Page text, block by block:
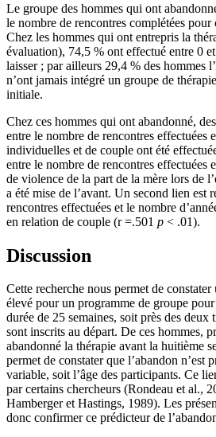
Le groupe des hommes qui ont
le nombre de rencontres complétées pour
Chez les hommes qui ont entrepris la
évaluation), 74,5 % ont effectué entre 0
laisser ; par ailleurs 29,4 % des hommes
n’ont jamais intégré un groupe de
initiale.
Chez ces hommes qui ont abandonné,
entre le nombre de rencontres effectuées
individuelles et de couple ont été
entre le nombre de rencontres effectuées
de violence de la part de la mère lors de
a été mise de l’avant. Un second lien est
rencontres effectuées et le nombre
en relation de couple (r =.501 p < .01).
Discussion
Cette recherche nous permet de constater
élevé pour un programme de groupe
durée de 25 semaines, soit près des deux
sont inscrits au départ. De ces hommes,
abandonné la thérapie avant la huitième
permet de constater que l’abandon n’est
variable, soit l’âge des participants. Ce
par certains chercheurs (Rondeau et al.,
Hamberger et Hastings, 1989). Les
donc confirmer ce prédicteur de